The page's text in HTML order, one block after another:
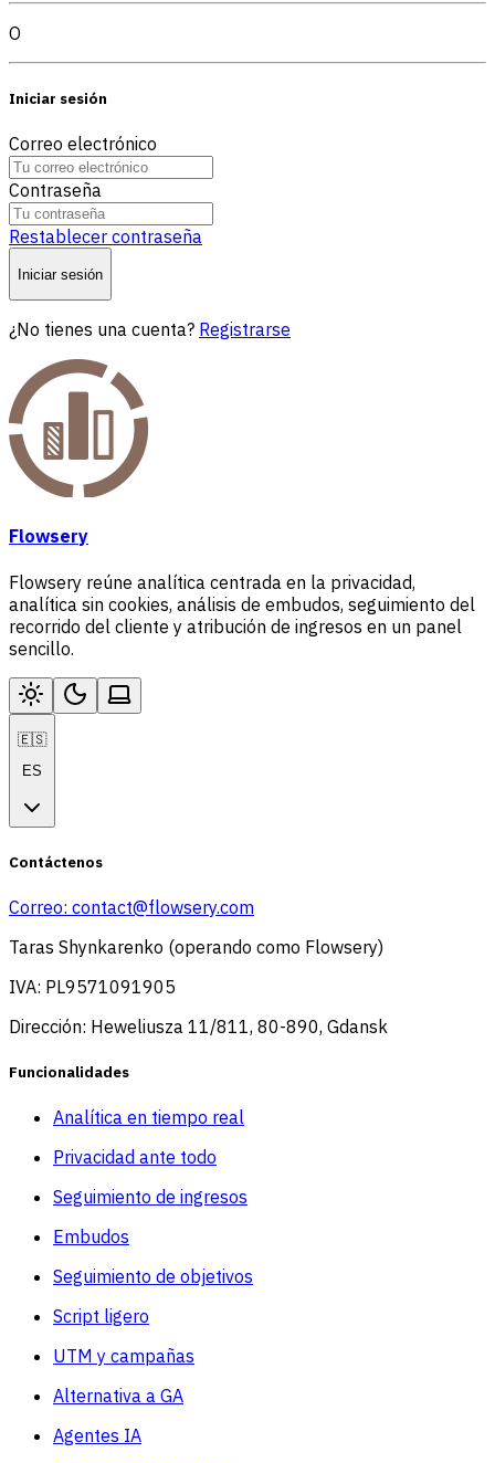
O
Iniciar sesión
Correo electrónico
Contraseña
Restablecer contraseña
Iniciar sesión
¿No tienes una cuenta? Registrarse
Flowsery
Flowsery reúne analítica centrada en la privacidad,
analítica sin cookies, análisis de embudos, seguimiento del
recorrido del cliente y atribución de ingresos en un panel
sencillo.
🇪🇸
ES
Contáctenos
Correo: contact@flowsery.com
Taras Shynkarenko (operando como Flowsery)
IVA: PL9571091905
Dirección: Heweliusza 11/811, 80-890, Gdansk
Funcionalidades
Analítica en tiempo real
Privacidad ante todo
Seguimiento de ingresos
Embudos
Seguimiento de objetivos
Script ligero
UTM y campañas
Alternativa a GA
Agentes IA